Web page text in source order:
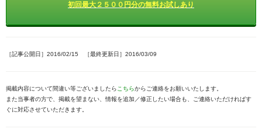
初回最大２５００円分の無料お試しあり
［記事公開日］2016/02/15 ［最終更新日］2016/03/09
掲載内容について間違い等ございましたら こちらからご連絡をお願いいたします。
また当事者の方で、掲載を望まない、情報を追加／修正したい場合も、ご連絡いただければす
ぐに対応させていただきます。